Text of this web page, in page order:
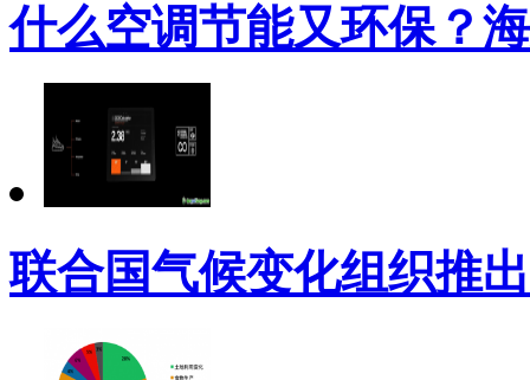
什么空调节能又环保？
联合国气候变化组织推